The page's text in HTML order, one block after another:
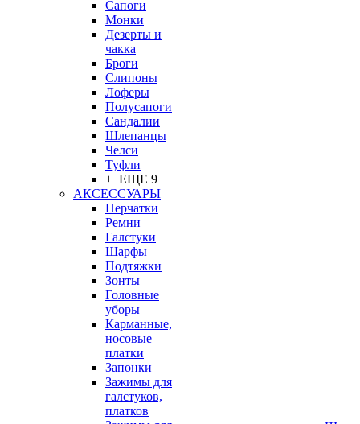
Сапоги
Монки
Дезерты и
чакка
Броги
Слипоны
Лоферы
Полусапоги
Сандалии
Шлепанцы
Челси
Туфли
+ ЕЩЕ 9
АКСЕССУАРЫ
Перчатки
Ремни
Галстуки
Шарфы
Подтяжки
Зонты
Головные
уборы
Карманные,
носовые
платки
Запонки
Зажимы для
галстуков,
платков